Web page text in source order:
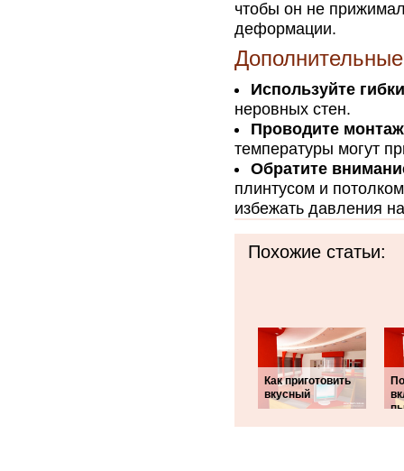
чтобы он не
деформации.
Используйте
неровных стен.
Проводите
температуры могут
Обратите
плинтусом и
избежать давления
Похожие статьи:
Как приготовить
вкусный